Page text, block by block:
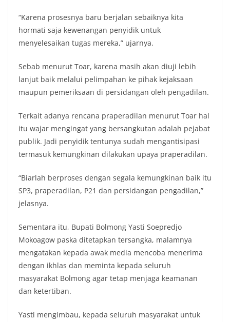
“Karena prosesnya baru berjalan sebaiknya kita
hormati saja kewenangan penyidik untuk
menyelesaikan tugas mereka,” ujarnya.
Sebab menurut Toar, karena masih akan diuji lebih
lanjut baik melalui pelimpahan ke pihak kejaksaan
maupun pemeriksaan di persidangan oleh pengadilan.
Terkait adanya rencana praperadilan menurut Toar hal
itu wajar mengingat yang bersangkutan adalah pejabat
publik. Jadi penyidik tentunya sudah mengantisipasi
termasuk kemungkinan dilakukan upaya praperadilan.
“Biarlah berproses dengan segala kemungkinan baik itu
SP3, praperadilan, P21 dan persidangan pengadilan,”
jelasnya.
Sementara itu, Bupati Bolmong Yasti Soepredjo
Mokoagow paska ditetapkan tersangka, malamnya
mengatakan kepada awak media mencoba menerima
dengan ikhlas dan meminta kepada seluruh
masyarakat Bolmong agar tetap menjaga keamanan
dan ketertiban.
Yasti mengimbau, kepada seluruh masyarakat untuk